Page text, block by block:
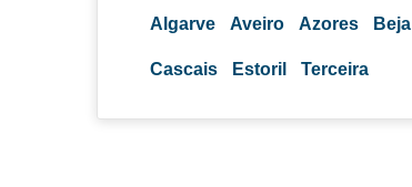
Algarve Aveiro Azores Beja
Cascais Estoril Terceira